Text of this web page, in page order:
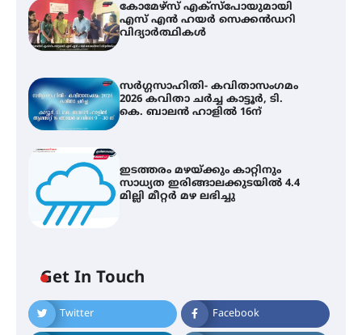
കോമേഴ്സ് എക്സ്പോയുമായി
എസ് എൻ ഹയർ സെക്കൻഡറി
വിദ്യാർത്ഥികൾ
സർഗ്ഗസാഹിതി- കവിതാസംഗമം
2026 കവിതാ ചർച്ച കാട്ടൂർ, ടി.
കെ. ബാലൻ ഹാളിൽ 16ന്
ഇടത്തരം മഴയ്ക്കും കാറ്റിനും
സാധ്യത ഇരിങ്ങാലക്കുടയിൽ 4.4
മില്ലി മീറ്റർ മഴ ലഭിച്ചു
Get In Touch
Twitter Facebook
കോമേഴ്സ് എക്സ്പോയുമായി
എസ് എൻ ഹയർ സെക്കൻഡറി